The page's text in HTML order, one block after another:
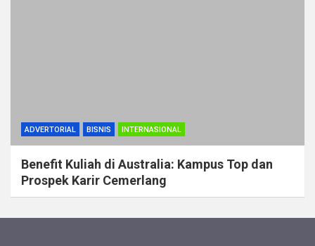
ADVERTORIAL BISNIS INTERNASIONAL
Benefit Kuliah di Australia: Kampus Top dan
Prospek Karir Cemerlang